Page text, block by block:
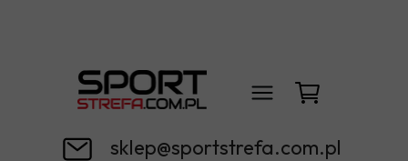
sklep@sportstrefa.com.pl